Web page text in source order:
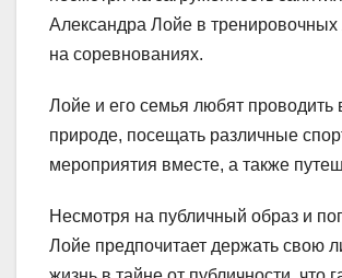
Александра Лойе в тренировочных
на соревнованиях.
Лойе и его семья любят проводить
природе, посещать различные
мероприятия вместе, а также
Несмотря на публичный образ и
Лойе предпочитает держать свою